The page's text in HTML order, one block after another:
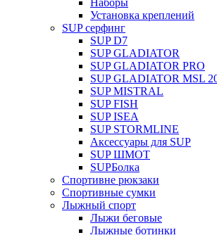
Установка креплений
SUP серфинг
SUP D7
SUP GLADIATOR
SUP GLADIATOR PRO
SUP GLADIATOR MSL
SUP MISTRAL
SUP FISH
SUP ISEA
SUP STORMLINE
Аксессуары для SUP
SUP ШМОТ
SUPБолка
Спортивне рюкзаки
Спортивные сумки
Лыжный спорт
Лыжи беговые
Лыжные ботинки